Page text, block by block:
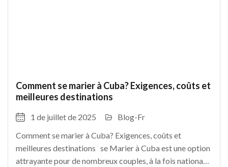
Comment se marier à Cuba? Exigences, coûts et
meilleures destinations
1 de juillet de 2025
Blog-Fr
Comment se marier à Cuba? Exigences, coûts et
meilleures destinations se Marier à Cuba est une option
attrayante pour de nombreux couples, à la fois nationaux